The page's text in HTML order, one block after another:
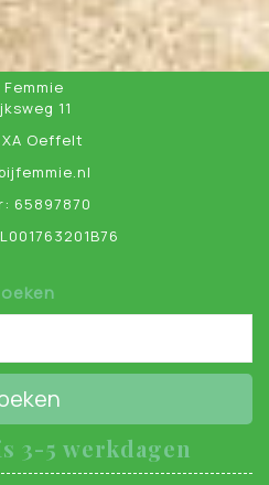
Femmie
11
XA Oeffelt
65897870
3-5 werkdagen